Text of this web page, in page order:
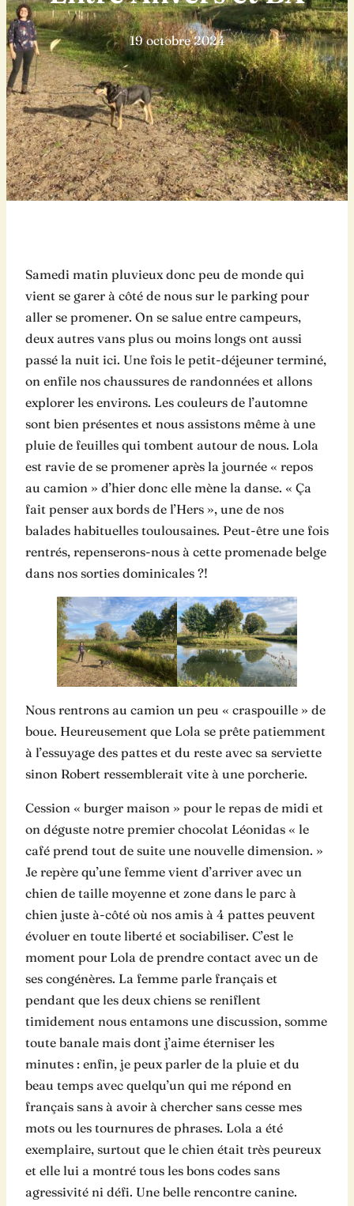
19 octobre 2024
Samedi matin pluvieux donc peu de monde qui
vient se garer à côté de nous sur le parking pour
aller se promener. On se salue entre campeurs,
deux autres vans plus ou moins longs ont aussi
passé la nuit ici. Une fois le petit-déjeuner terminé,
on enfile nos chaussures de randonnées et allons
explorer les environs. Les couleurs de l’automne
sont bien présentes et nous assistons même à une
pluie de feuilles qui tombent autour de nous. Lola
est ravie de se promener après la journée « repos
au camion » d’hier donc elle mène la danse. « Ça
fait penser aux bords de l’Hers », une de nos
balades habituelles toulousaines. Peut-être une fois
rentrés, repenserons-nous à cette promenade belge
dans nos sorties dominicales ?!
Nous rentrons au camion un peu « craspouille » de
boue. Heureusement que Lola se prête patiemment
à l’essuyage des pattes et du reste avec sa serviette
sinon Robert ressemblerait vite à une porcherie.
Cession « burger maison » pour le repas de midi et
on déguste notre premier chocolat Léonidas « le
café prend tout de suite une nouvelle dimension. »
Je repère qu’une femme vient d’arriver avec un
chien de taille moyenne et zone dans le parc à
chien juste à-côté où nos amis à 4 pattes peuvent
évoluer en toute liberté et sociabiliser. C’est le
moment pour Lola de prendre contact avec un de
ses congénères. La femme parle français et
pendant que les deux chiens se reniflent
timidement nous entamons une discussion, somme
toute banale mais dont j’aime éterniser les
minutes : enfin, je peux parler de la pluie et du
beau temps avec quelqu’un qui me répond en
français sans à avoir à chercher sans cesse mes
mots ou les tournures de phrases. Lola a été
exemplaire, surtout que le chien était très peureux
et elle lui a montré tous les bons codes sans
agressivité ni défi. Une belle rencontre canine.